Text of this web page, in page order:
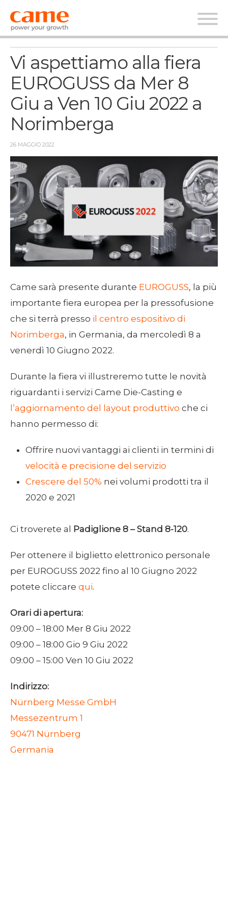
News
Vi aspettiamo alla fiera
EUROGUSS da Mer 8
Giu a Ven 10 Giu 2022 a
Norimberga
26 MAGGIO 2022
Came sarà presente durante EUROGUSS, la più
importante fiera europea per la pressofusione
che si terrà presso il centro espositivo di
Norimberga, in Germania, da mercoledì 8 a
venerdì 10 Giugno 2022.
Durante la fiera vi illustreremo tutte le novità
riguardanti i servizi Came Die-Casting e
l’aggiornamento del layout produttivo che ci
hanno permesso di:
Offrire nuovi vantaggi ai clienti in termini di
velocità e precisione del servizio
Crescere del 50% nei volumi prodotti tra il
2020 e 2021
Ci troverete al Padiglione 8 – Stand 8-120.
Per ottenere il biglietto elettronico personale
per EUROGUSS 2022 fino al 10 Giugno 2022
potete cliccare qui.
Orari di apertura:
09:00 – 18:00 Mer 8 Giu 2022
09:00 – 18:00 Gio 9 Giu 2022
09:00 – 15:00 Ven 10 Giu 2022
Indirizzo:
Nürnberg Messe GmbH
Messezentrum 1
90471 Nürnberg
Germania